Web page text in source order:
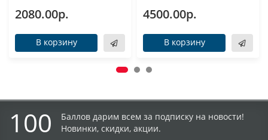
2080.00р.
В корзину
4500.00р.
В корзину
100
Баллов дарим всем за подписку на новости!
Новинки, скидки, акции.